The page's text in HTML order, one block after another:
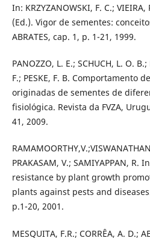
In: KRZYZANOWSKI, F. C.; VIEIRA,
(Ed.). Vigor de sementes:
ABRATES, cap. 1, p. 1-21, 1999.
PANOZZO, L. E.; SCHUCH, L. O. B.;
F.; PESKE, F. B. Comportamento
originadas de sementes de
fisiológica. Revista da FVZA,
41, 2009.
PRAKASAM, V.; SAMIYAPPAN, R.
resistance by plant growth
plants against pests and
p.1-20, 2001.
MESQUITA, F.R.; CORRÊA, A. D.;